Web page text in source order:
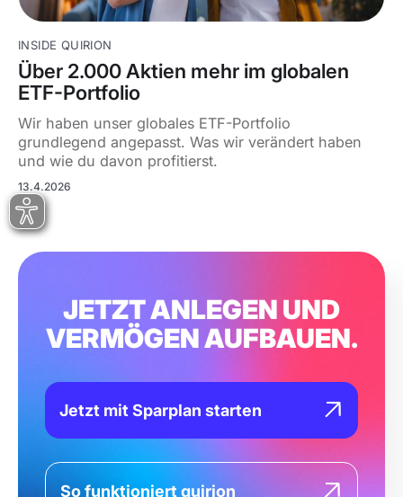
INSIDE QUIRION
Über 2.000 Aktien mehr im globalen
ETF-Portfolio
Wir haben unser globales ETF-Portfolio
grundlegend angepasst. Was wir verändert haben
und wie du davon profitierst.
13.4.2026
JETZT ANLEGEN UND
VERMÖGEN AUFBAUEN.
Jetzt mit Sparplan starten
So funktioniert quirion